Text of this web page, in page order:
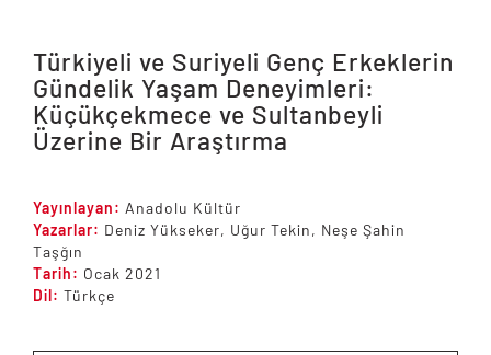
Türkiyeli ve Suriyeli Genç Erkeklerin
Gündelik Yaşam Deneyimleri:
Küçükçekmece ve Sultanbeyli
Üzerine Bir Araştırma
Yayınlayan: Anadolu Kültür
Yazarlar: Deniz Yükseker, Uğur Tekin, Neşe Şahin
Taşğın
Tarih: Ocak 2021
Dil: Türkçe